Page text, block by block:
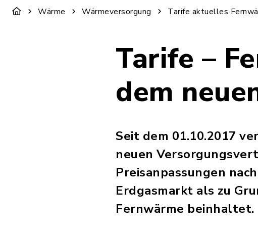
Wärme Wärmeversorgung Tarife aktuelles
Tarife –
dem
Seit dem 01.10.2017
neuen
Preisanpassungen
Erdgasmarkt als zu
Fernwärme beinhaltet.